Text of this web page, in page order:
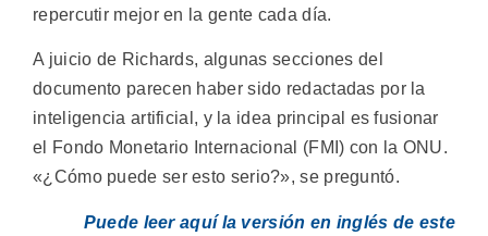
repercutir mejor en la gente cada día.
A juicio de Richards, algunas secciones del
documento parecen haber sido redactadas por la
inteligencia artificial, y la idea principal es fusionar
el Fondo Monetario Internacional (FMI) con la ONU.
«¿Cómo puede ser esto serio?», se preguntó.
Puede leer aquí la versión en inglés de este